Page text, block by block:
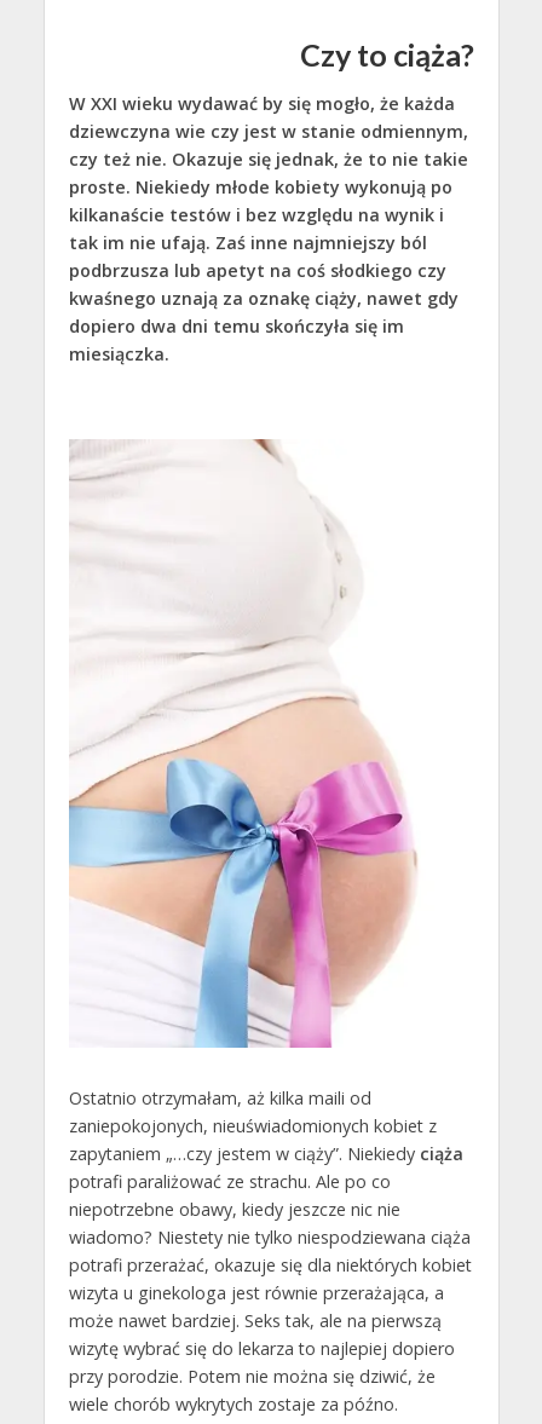
Czy to ciąża?
W XXI wieku wydawać by się mogło, że każda
dziewczyna wie czy jest w stanie odmiennym,
czy też nie. Okazuje się jednak, że to nie takie
proste. Niekiedy młode kobiety wykonują po
kilkanaście testów i bez względu na wynik i
tak im nie ufają. Zaś inne najmniejszy ból
podbrzusza lub apetyt na coś słodkiego czy
kwaśnego uznają za oznakę ciąży, nawet gdy
dopiero dwa dni temu skończyła się im
miesiączka.
Ostatnio otrzymałam, aż kilka maili od
zaniepokojonych, nieuświadomionych kobiet z
zapytaniem „…czy jestem w ciąży”. Niekiedy ciąża
potrafi paraliżować ze strachu. Ale po co
niepotrzebne obawy, kiedy jeszcze nic nie
wiadomo? Niestety nie tylko niespodziewana ciąża
potrafi przerażać, okazuje się dla niektórych kobiet
wizyta u ginekologa jest równie przerażająca, a
może nawet bardziej. Seks tak, ale na pierwszą
wizytę wybrać się do lekarza to najlepiej dopiero
przy porodzie. Potem nie można się dziwić, że
wiele chorób wykrytych zostaje za późno.